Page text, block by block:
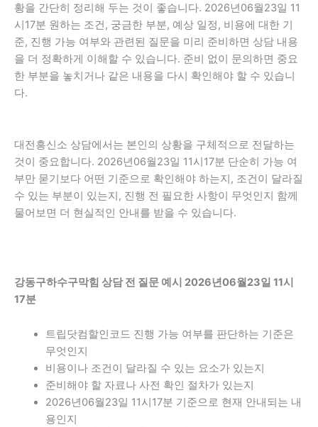
황을 간단히 정리해 두는 것이 좋습니다. 2026년06월23일 11
시17분 원하는 조건, 궁금한 부분, 예상 일정, 비용에 대한 기
준, 진행 가능 여부와 관련된 질문을 미리 준비하면 상담 내용
을 더 정확하게 이해할 수 있습니다. 준비 없이 문의하면 중요
한 부분을 놓치거나 같은 내용을 다시 확인해야 할 수 있습니
다.
대전흥신소 상담에서는 본인의 상황을 구체적으로 전달하는
것이 중요합니다. 2026년06월23일 11시17분 단순히 가능 여
부만 묻기보다 어떤 기준으로 확인해야 하는지, 조건이 달라질
수 있는 부분이 있는지, 진행 전 필요한 사항이 무엇인지 함께
물어보면 더 현실적인 안내를 받을 수 있습니다.
강동구하수구막힘 상담 전 질문 예시 2026년06월23일 11시
17분
트립닷컴할인코드 진행 가능 여부를 판단하는 기준은
무엇인지
비용이나 조건이 달라질 수 있는 요소가 있는지
준비해야 할 자료나 사전 확인 절차가 있는지
2026년06월23일 11시17분 기준으로 현재 안내되는 내
용인지